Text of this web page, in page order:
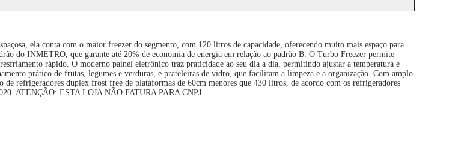
ela conta com o maior freezer do segmento, com 120 litros de capacidade, oferecendo muito mais espaço para
do INMETRO, que garante até 20% de economia de energia em relação ao padrão B. O Turbo Freezer permite
rápido. O moderno painel eletrônico traz praticidade ao seu dia a dia, permitindo ajustar a temperatura e
prático de frutas, legumes e verduras, e prateleiras de vidro, que facilitam a limpeza e a organização. Com amplo
refrigeradores duplex frost free de plataformas de 60cm menores que 430 litros, de acordo com os refrigeradores
ATENÇÃO: ESTA LOJA NÃO FATURA PARA CNPJ.